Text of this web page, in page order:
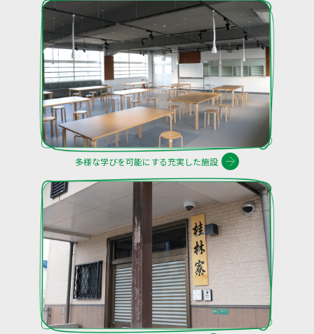
多様な学びを可能にする充実した施設